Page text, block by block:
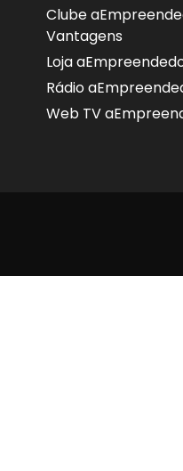
Clube
Vantagens
Loja
Rádio
Web TV